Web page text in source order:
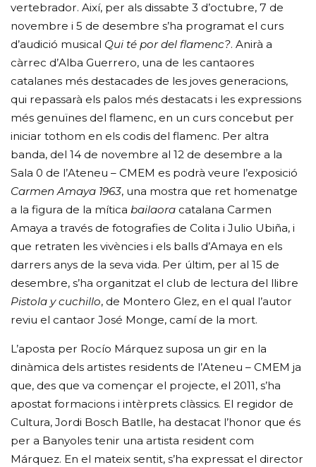
vertebrador. Així, per als dissabte 3 d’octubre, 7 de
novembre i 5 de desembre s’ha programat el curs
d’audició musical Qui té por del flamenc?. Anirà a
càrrec d’Alba Guerrero, una de les cantaores
catalanes més destacades de les joves generacions,
qui repassarà els palos més destacats i les expressions
més genuïnes del flamenc, en un curs concebut per
iniciar tothom en els codis del flamenc. Per altra
banda, del 14 de novembre al 12 de desembre a la
Sala 0 de l’Ateneu – CMEM es podrà veure l’exposició
Carmen Amaya 1963, una mostra que ret homenatge
a la figura de la míticabailaora catalana Carmen
Amaya a través de fotografies de Colita i Julio Ubiña, i
que retraten les vivències i els balls d’Amaya en els
darrers anys de la seva vida. Per últim, per al 15 de
desembre, s’ha organitzat el club de lectura del llibre
Pistola y cuchillo, de Montero Glez, en el qual l’autor
reviu el cantaor José Monge, camí de la mort.
L’aposta per Rocío Márquez suposa un gir en la
dinàmica dels artistes residents de l’Ateneu – CMEM ja
que, des que va començar el projecte, el 2011, s’ha
apostat formacions i intèrprets clàssics. El regidor de
Cultura, Jordi Bosch Batlle, ha destacat l’honor que és
per a Banyoles tenir una artista resident com
Márquez. En el mateix sentit, s’ha expressat el director